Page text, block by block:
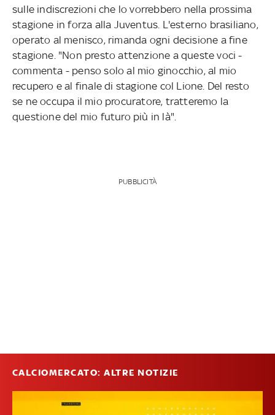
sulle indiscrezioni che lo vorrebbero nella prossima
stagione in forza alla Juventus. L'esterno brasiliano,
operato al menisco, rimanda ogni decisione a fine
stagione. "Non presto attenzione a queste voci -
commenta - penso solo al mio ginocchio, al mio
recupero e al finale di stagione col Lione. Del resto
se ne occupa il mio procuratore, tratteremo la
questione del mio futuro più in là".
PUBBLICITÀ
CALCIOMERCATO: ALTRE NOTIZIE